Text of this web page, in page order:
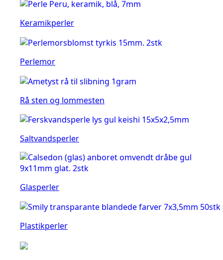
Keramikperler
Perlemor
Rå sten og lommesten
Saltvandsperler
Glasperler
Plastikperler